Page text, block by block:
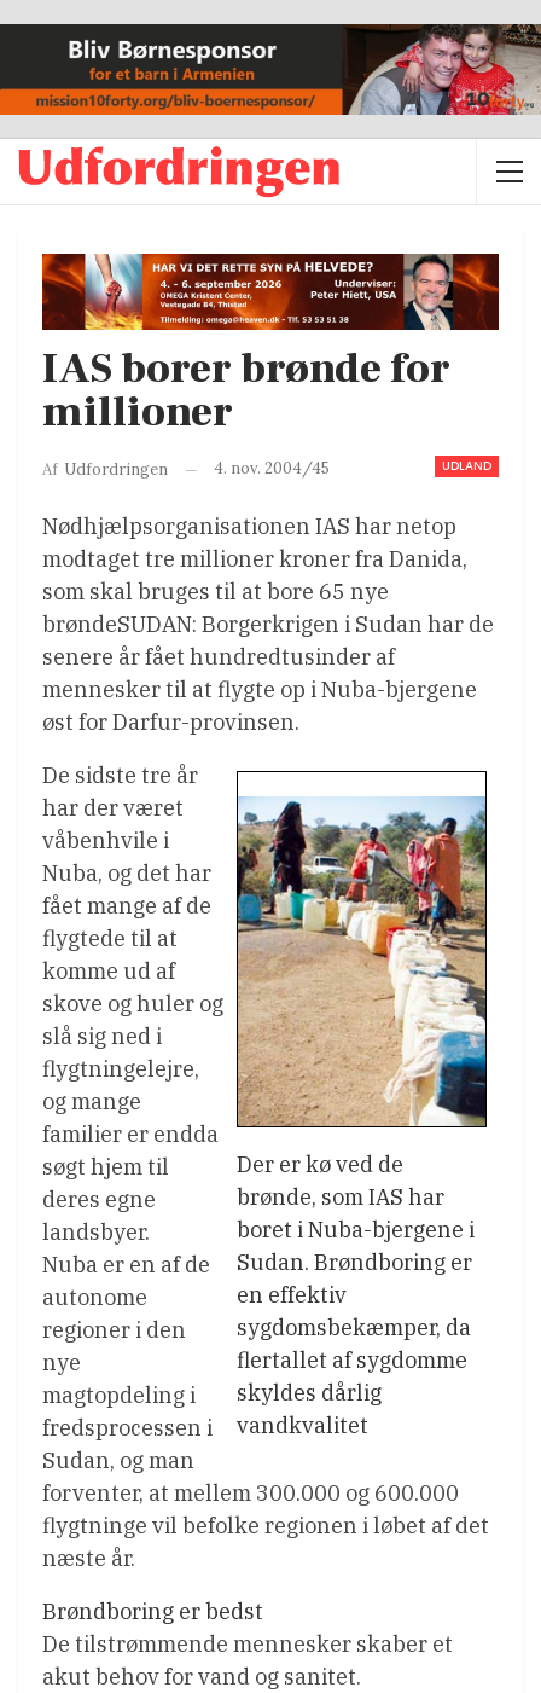
IAS borer brønde for
millioner
UDLAND
Af Udfordringen 4. nov. 2004/45
Nødhjælpsorganisationen IAS har netop
modtaget tre millioner kroner fra Danida,
som skal bruges til at bore 65 nye
brøndeSUDAN: Borgerkrigen i Sudan har de
senere år fået hundredtusinder af
mennesker til at flygte op i Nuba-bjergene
øst for Darfur-provinsen.
Der er kø ved de
brønde, som IAS har
boret i Nuba-bjergene i
Sudan. Brøndboring er
en effektiv
sygdomsbekæmper, da
flertallet af sygdomme
skyldes dårlig
vandkvalitet
De sidste tre år
har der været
våbenhvile i
Nuba, og det har
fået mange af de
flygtede til at
komme ud af
skove og huler og
slå sig ned i
flygtningelejre,
og mange
familier er endda
søgt hjem til
deres egne
landsbyer.
Nuba er en af de
autonome
regioner i den
nye
magtopdeling i
fredsprocessen i
Sudan, og man
forventer, at mellem 300.000 og 600.000
flygtninge vil befolke regionen i løbet af det
næste år.
Brøndboring er bedst
De tilstrømmende mennesker skaber et
akut behov for vand og sanitet.